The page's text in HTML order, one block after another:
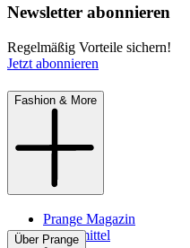
Newsletter abonnieren
Regelmäßig Vorteile sichern!
Jetzt abonnieren
Fashion & More
Prange Magazin
Pflegemittel
Über Prange